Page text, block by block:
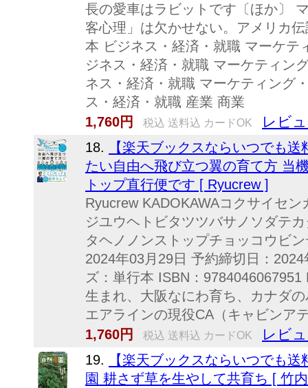
長の愛車はラビットです〔ほか〕
客心理」は欠かせない。アメリカ
本 ビジネス・経済・就職 マーケテ
ジネス・経済・就職 マーケティン
ネス・経済・就職 マーケティング
ス・経済・就職 産業 商業
1,760円
税込 送料込 カードOK レビ
18.
【楽天ブックスならいつでも
たい自由へ飛び立つ翼の育て方 当
トップ直行便です [ Ryucrew ]
Ryucrew KADOKAWAコクサイセ
ジユウヘトビタツツバサノソダテ
タヘノノンストップチョッコウビ
2024年03月29日 予約締切日：
ズ：単行本 ISBN：
生まれ、大阪なにわ育ち、カナダ
エアラインの現役CA（キャビンア
1,760円
税込 送料込 カードOK レビ
19.
【楽天ブックスならいつでも
園 耕さず草を生やして共育ち [ 竹